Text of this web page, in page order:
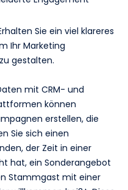
Sie ein viel klareres
Ihr Marketing
gestalten.
mit CRM- und
können
erstellen, die
Sie sich einen
der Zeit in einer
hat, ein Sonderangebot
Stammgast mit einer